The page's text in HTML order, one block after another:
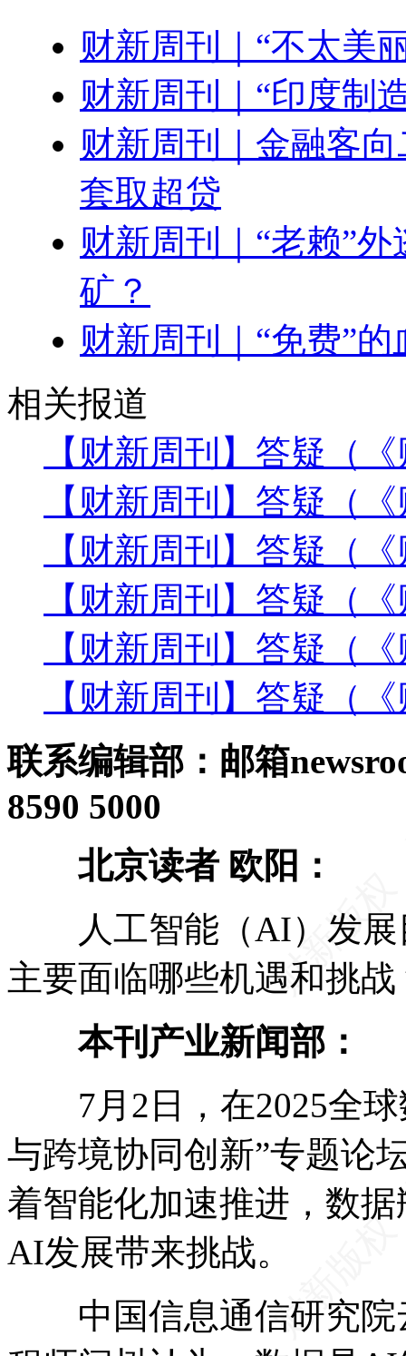
财新周刊｜“不太美
财新周刊｜“印度制
财新周刊｜金融客
套取超贷
财新周刊｜“老赖”
矿？
财新周刊｜“免费”的
相关报道
【财新周刊】答疑（
【财新周刊】答疑（
【财新周刊】答疑（
【财新周刊】答疑（
【财新周刊】答疑（
【财新周刊】答疑（
联系编辑部：邮箱
8590 5000
北京读者 欧阳：
人工智能（AI）发展
主要面临哪些机遇和挑战
本刊产业新闻部：
7月2日，在2025全球
与跨境协同创新”专题论
着智能化加速推进，数
AI发展带来挑战。
中国信息通信研究院